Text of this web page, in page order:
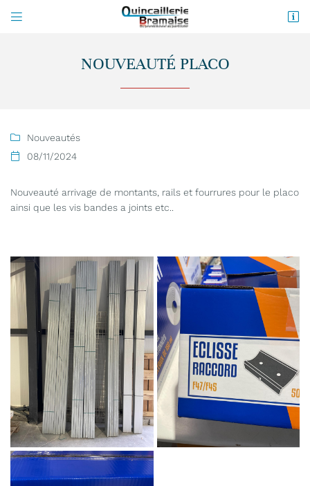
 
04 68 78 40 06
 Adresse email de réception
Recopier le code ci-contre
Rafraîchir le captcha
En cochant cette case, vous consentez à recevoir nos propositions
commerciales à l'adresse email indiqué ci-dessus. Vous pouvez vous
désinscrire à tout moment en utilisant le formulaire de désinscription
INSCRIPTION
NOUVEAUTÉ PLACO
 Nouveautés
 08/11/2024
Nouveauté arrivage de montants, rails et fourrures pour le placo
ainsi que les vis bandes a joints etc..